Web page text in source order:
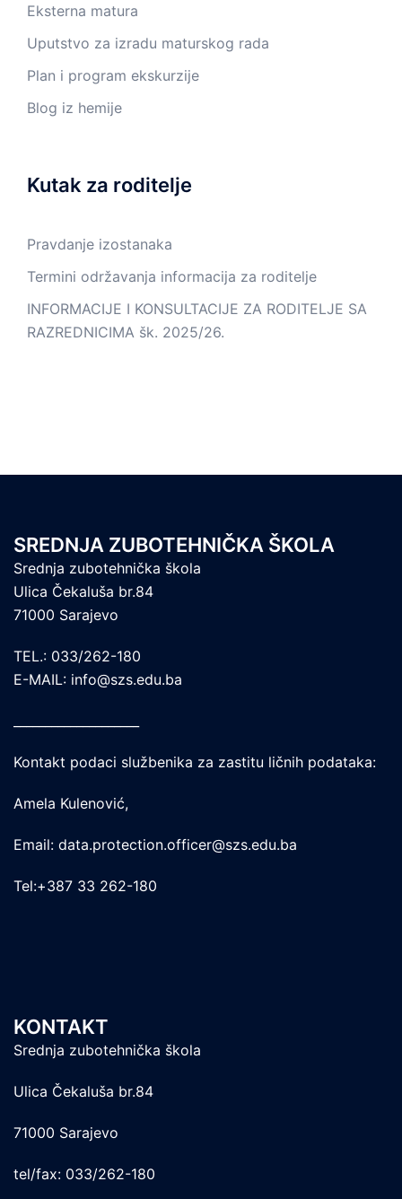
Eksterna matura
Uputstvo za izradu maturskog rada
Plan i program ekskurzije
Blog iz hemije
Kutak za roditelje
Pravdanje izostanaka
Termini održavanja informacija za roditelje
INFORMACIJE I KONSULTACIJE ZA RODITELJE SA
RAZREDNICIMA šk. 2025/26.
SREDNJA ZUBOTEHNIČKA ŠKOLA
Srednja zubotehnička škola
Ulica Čekaluša br.84
71000 Sarajevo
TEL.: 033/262-180
E-MAIL: info@szs.edu.ba
Kontakt podaci službenika za zastitu ličnih podataka:
Amela Kulenović,
Email: data.protection.officer@szs.edu.ba
Tel:+387 33 262-180
KONTAKT
Srednja zubotehnička škola
Ulica Čekaluša br.84
71000 Sarajevo
tel/fax: 033/262-180